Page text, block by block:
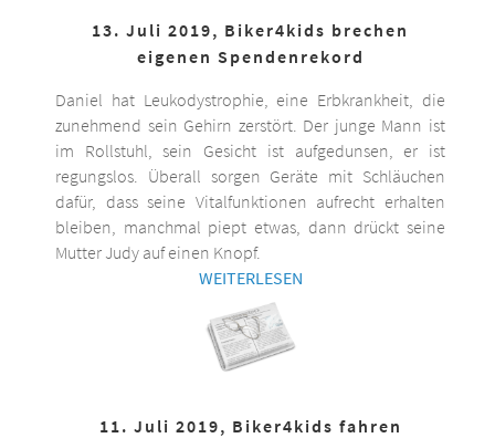
13. Juli 2019, Biker4kids brechen
eigenen Spendenrekord
Daniel hat Leukodystrophie, eine Erbkrankheit, die
zunehmend sein Gehirn zerstört. Der junge Mann ist
im Rollstuhl, sein Gesicht ist aufgedunsen, er ist
regungslos. Überall sorgen Geräte mit Schläuchen
dafür, dass seine Vitalfunktionen aufrecht erhalten
bleiben, manchmal piept etwas, dann drückt seine
Mutter Judy auf einen Knopf.
WEITERLESEN
11. Juli 2019, Biker4kids fahren